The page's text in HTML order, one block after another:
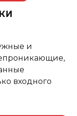
и
входного